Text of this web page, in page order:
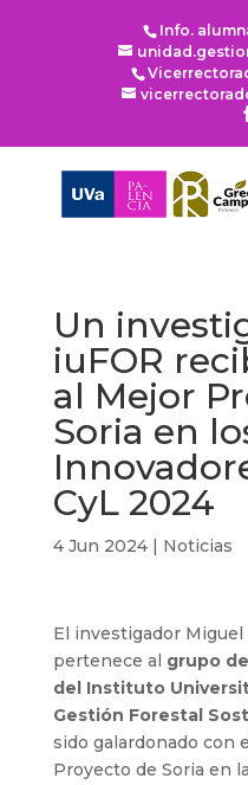
Info.
Un
iuFOR
al Mejor
Soria en
CyL 2024
4 Jun 2024| Noticias
El investigador Miguel
pertenece al grupo
del Instituto
Gestión Forestal
sido galardonado con
Proyecto de Soria en